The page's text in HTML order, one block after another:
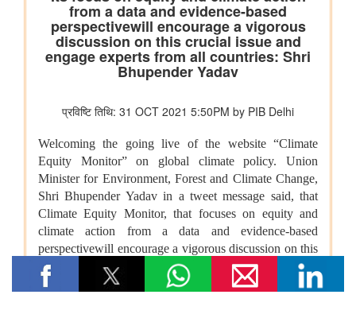
डिजिलॉकर ने एएईआरआई के साथ साझेदारी करके ऑस्ट्रेलिया जाने वाले
भारतीय छात्रों के लिए दस्तावेज़ सत्यापन प्रक्रिया को तेज़ किया है
वित्‍त मंत्रालय
यूजर्स के लिए यूपीआई निःशुल्क
विधि एवं न्‍याय मंत्रालय
प्रेस नोट
पेट्रोलियम एवं प्राकृतिक गैस मंत्रालय
तेल विपणन कंपनियों (ओएमसी) ने ई20 पेट्रोल में नमी और क्लोराइड की
मौजूदगी की जांच की: 500 पीपीएम क्लोराइड और नमी की मौजूदगी के दावों
की पुष्टि नहीं हुई
रेल मंत्रालय